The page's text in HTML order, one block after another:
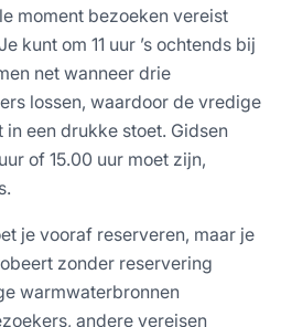
moment bezoeken vereist
kunt om 11 uur ’s ochtends bij
net wanneer drie
lossen, waardoor de vredige
een drukke stoet. Gidsen
of 15.00 uur moet zijn,
je vooraf reserveren, maar je
zonder reservering
warmwaterbronnen
andere vereisen